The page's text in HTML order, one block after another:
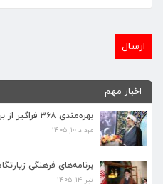
اخبار مهم
بهره‌مندی ۳۶۸ فراگیر از برنامه‌های طرح تابستا...
مرداد ۱۰, ۱۴۰۵
برنامه‌های فرهنگی
تیر ۱۴, ۱۴۰۵
برنامه‌های فرهنگی زیارتگاه شهید